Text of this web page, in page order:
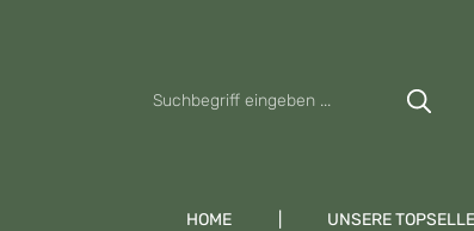
HOME UNSERE